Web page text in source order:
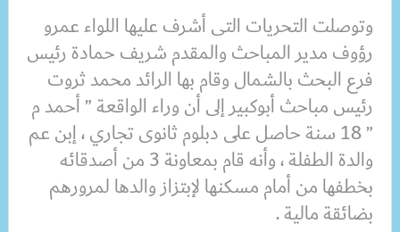
وتوصلت التحريات التى أشرف عليها اللواء عمرو
رؤوف مدير المباحث والمقدم شريف حمادة رئيس
فرع البحث بالشمال وقام بها الرائد محمد ثروت
رئيس مباحث أبوكبير إلى أن وراء الواقعة ” أحمد م
” 18 سنة حاصل على دبلوم ثانوى تجاري ، إبن عم
والدة الطفلة ، وأنه قام بمعاونة 3 من أصدقائه
بخطفها من أمام مسكنها لإبتزاز والدها لمرورهم
بضائقة مالية .